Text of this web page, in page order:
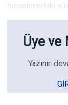
hisselerindeki
Üye ve
Yazının